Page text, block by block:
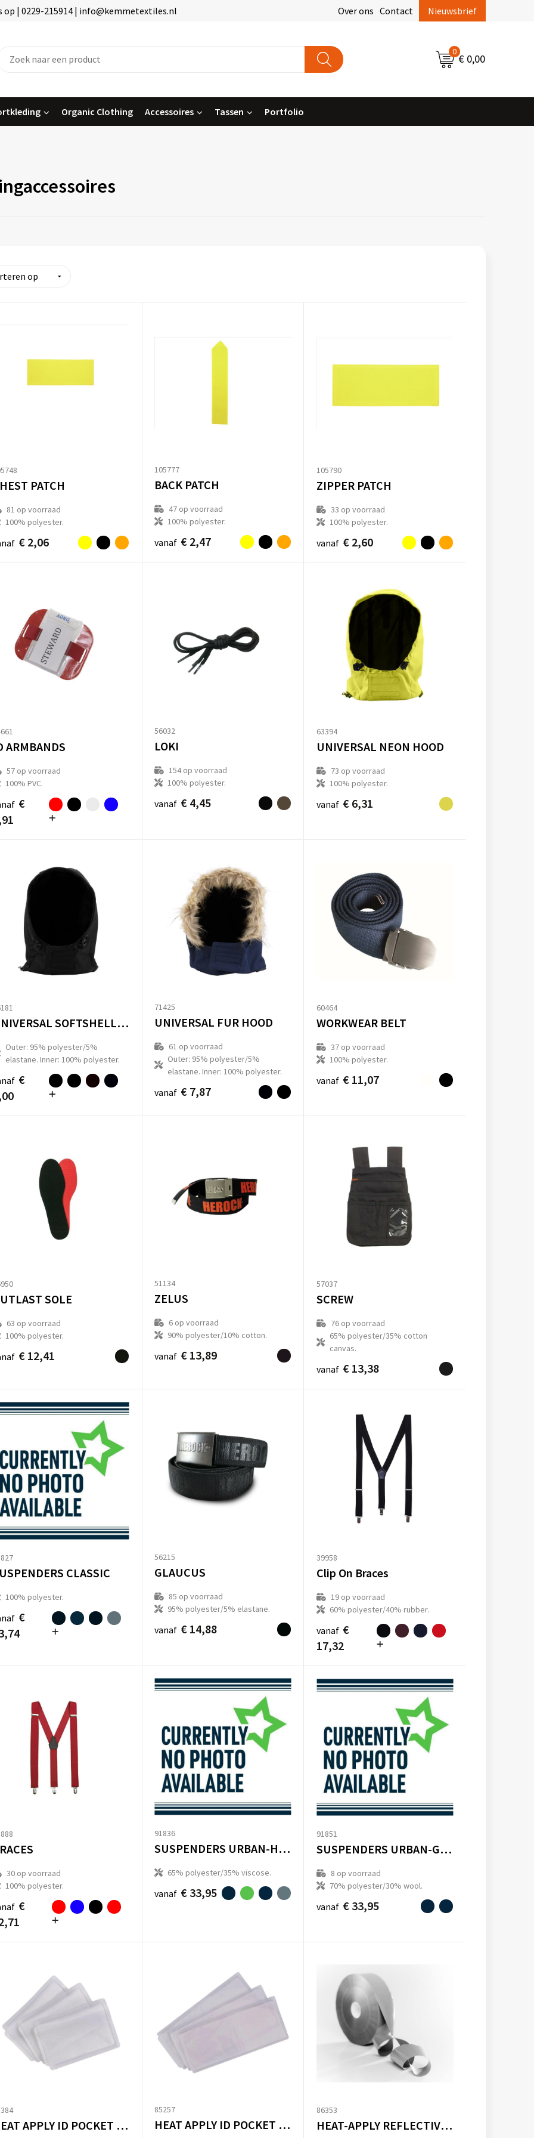
op | 0229-215914 | info@kemmetextiles.nl Over ons Contact Nieuwsbrief
0
€ 0,00
Organic Clothing Accessoires Tassen Portfolio
PATCH
81 op voorraad
100% polyester.
€ 2,06
105777
BACK PATCH
47op voorraad
100% polyester.
vanaf € 2,47
105790
ZIPPER PATCH
33 op voorraad
100% polyester.
vanaf € 2,60
ARMBANDS
57op voorraad
100% PVC.
€
56032
LOKI
154op voorraad
100% polyester.
vanaf € 4,45
63394
UNIVERSAL NEON HOOD
73 op voorraad
100% polyester.
vanaf € 6,31
UNIVERSAL SOFTSHELL HOOD
Outer: 95% polyester/5%
elastane. Inner: 100% polyester.
€
71425
UNIVERSAL FUR HOOD
61 op voorraad
Outer: 95% polyester/5%
elastane. Inner: 100% polyester.
vanaf € 7,87
60464
WORKWEAR BELT
37 op voorraad
100% polyester.
vanaf € 11,07
SOLE
63 op voorraad
100% polyester.
€ 12,41
51134
ZELUS
6op voorraad
90% polyester/10% cotton.
vanaf € 13,89
57037
SCREW
76 op voorraad
65% polyester/35% cotton
canvas.
vanaf € 13,38
CLASSIC
100% polyester.
€
56215
GLAUCUS
85 op voorraad
95% polyester/5% elastane.
vanaf € 14,88
39958
Clip On Braces
19 op voorraad
60% polyester/40% rubber.
vanaf €
17,32
30op voorraad
100% polyester.
€
91836
SUSPENDERS URBAN-HERRINGBONE
65% polyester/35% viscose.
vanaf € 33,95
91851
SUSPENDERS URBAN-GLENCHECK
8 op voorraad
70% polyester/30% wool.
vanaf € 33,95
HEAT APPLY ID POCKET (SELL IN PACK OF 50)
85257
HEAT APPLY ID POCKET (SELL IN PACK OF 50)
86353
HEAT-APPLY REFLECTIVE TAPE